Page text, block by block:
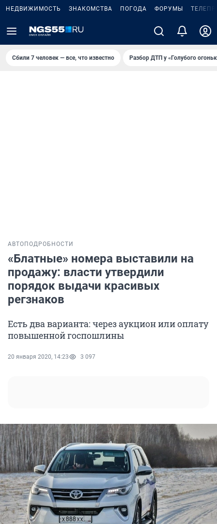
НЕДВИЖИМОСТЬ ЗНАКОМСТВА ПОГОДА ФОРУМЫ
Сбили 7 человек — все, что известно Разбор ДТП у «Голубого
АВТО ПОДРОБНОСТИ
«Блатные» номера выставили на
продажу: власти утвердили
порядок выдачи красивых
регзнаков
Есть два варианта: через аукцион или оплату
повышенной госпошлины
20 января 2020, 14:23 3 097